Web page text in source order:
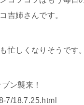
吉姉さんです。
忙しくなりそうです。
ン襲来！
7/18.7.25.html